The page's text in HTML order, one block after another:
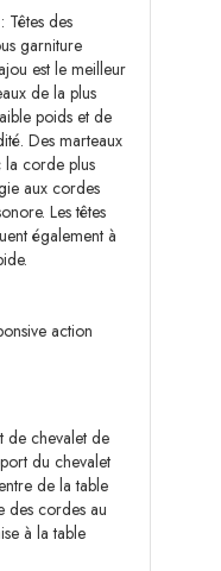
Têtes des
garniture
est le meilleur
de la plus
poids et de
Des marteaux
la corde plus
aux cordes
Les têtes
également à
action
de chevalet de
du chevalet
de la table
des cordes au
à la table